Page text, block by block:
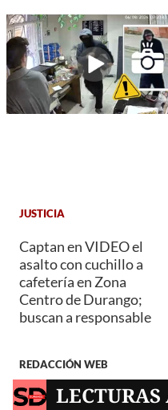
JUSTICIA
Captan en VIDEO el
asalto con cuchillo a
cafetería en Zona
Centro de Durango;
buscan a responsable
REDACCIÓN WEB